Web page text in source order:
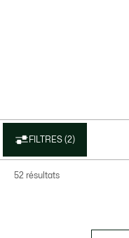
FILTRES (2)
52 résultats